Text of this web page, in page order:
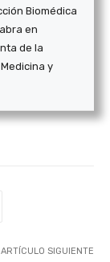
Biomédica
en
de la
y
ARTÍCULO SIGUIENTE